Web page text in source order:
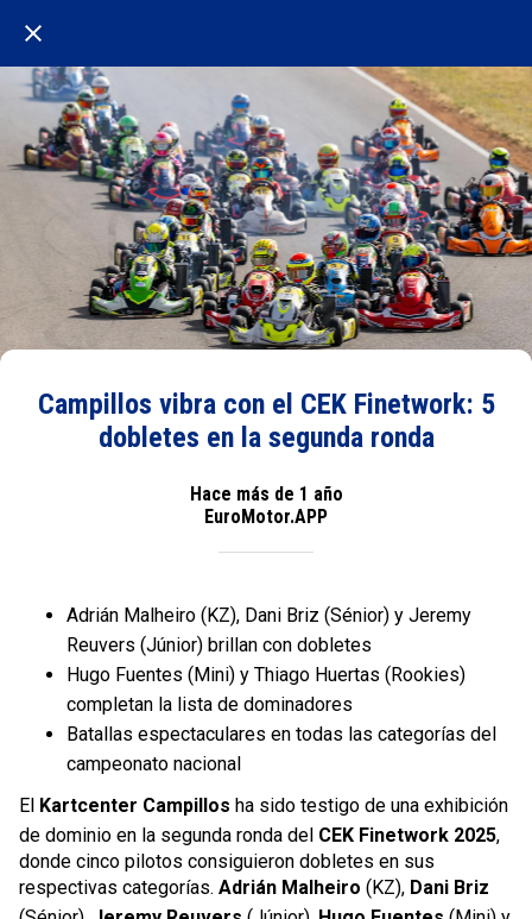
Campillos vibra con el CEK Finetwork: 5
dobletes en la segunda ronda
Hace más de 1 año
EuroMotor.APP
Adrián Malheiro (KZ), Dani Briz (Sénior) y Jeremy
Reuvers (Júnior) brillan con dobletes
Hugo Fuentes (Mini) y Thiago Huertas (Rookies)
completan la lista de dominadores
Batallas espectaculares en todas las categorías del
campeonato nacional
El Kartcenter Campillos ha sido testigo de una exhibición
de dominio en la segunda ronda del CEK Finetwork 2025,
donde cinco pilotos consiguieron dobletes en sus
respectivas categorías. Adrián Malheiro (KZ), Dani Briz